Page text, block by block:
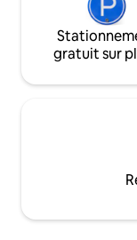
gratuit sur